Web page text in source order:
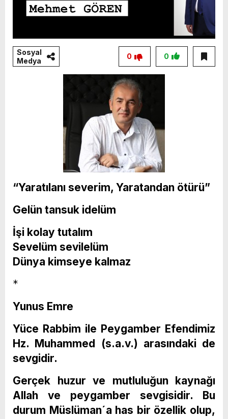
Sosyal
Medya
0
0
“Yaratılanı severim, Yaratandan ötürü”
Gelün tansuk idelüm
İşi kolay tutalım
Sevelüm sevilelüm
Dünya kimseye kalmaz
*
Yunus Emre
Yüce Rabbim ile Peygamber Efendimiz
Hz. Muhammed (s.a.v.) arasındaki de
sevgidir.
Gerçek huzur ve mutluluğun kaynağı
Allah ve peygamber sevgisidir. Bu
durum Müslüman´a has bir özellik olup,